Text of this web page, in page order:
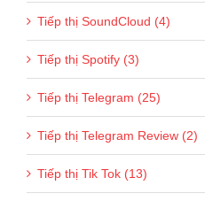
Tiếp thị SoundCloud (4)
Tiếp thị Spotify (3)
Tiếp thị Telegram (25)
Tiếp thị Telegram Review (2)
Tiếp thị Tik Tok (13)